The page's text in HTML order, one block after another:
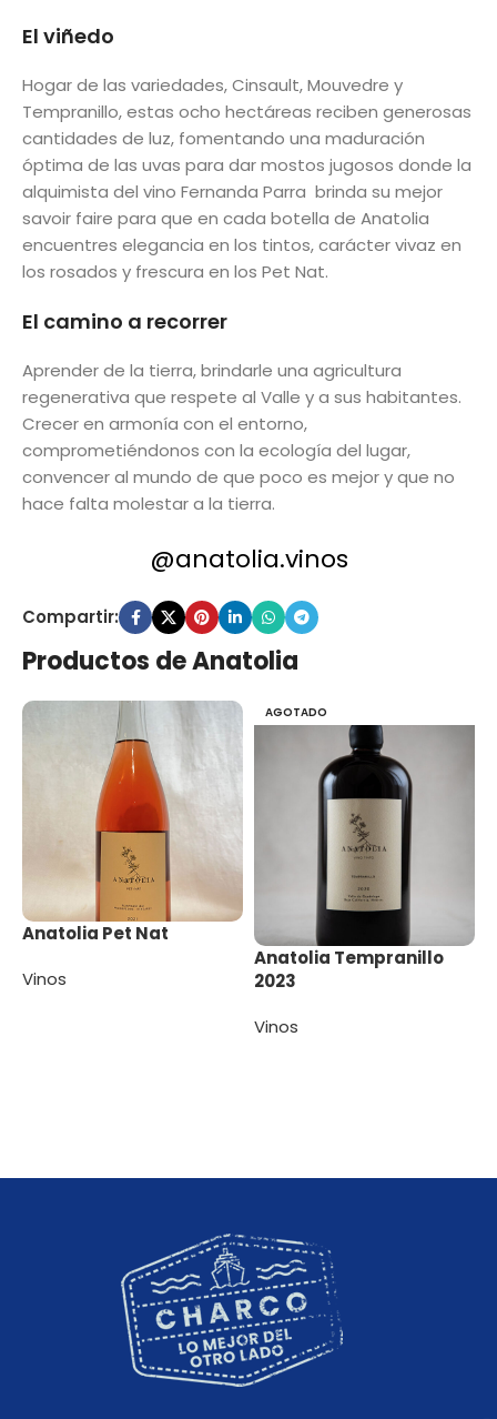
El viñedo
Hogar de las variedades, Cinsault, Mouvedre y
Tempranillo, estas ocho hectáreas reciben generosas
cantidades de luz, fomentando una maduración
óptima de las uvas para dar mostos jugosos donde la
alquimista del vino Fernanda Parra brinda su mejor
savoir faire para que en cada botella de Anatolia
encuentres elegancia en los tintos, carácter vivaz en
los rosados y frescura en los Pet Nat.
El camino a recorrer
Aprender de la tierra, brindarle una agricultura
regenerativa que respete al Valle y a sus habitantes.
Crecer en armonía con el entorno,
comprometiéndonos con la ecología del lugar,
convencer al mundo de que poco es mejor y que no
hace falta molestar a la tierra.
@anatolia.vinos
Compartir:
Productos de Anatolia
Anatolia Pet Nat
Vinos
AGOTADO
Anatolia Tempranillo
2023
Vinos